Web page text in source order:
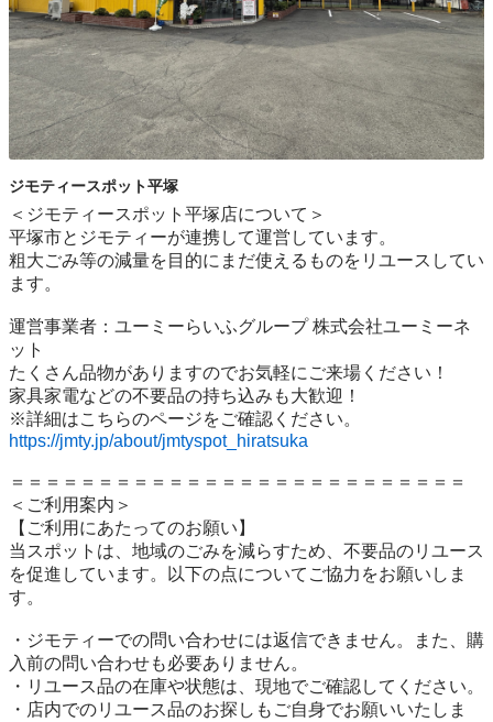
ジモティースポット平塚
＜ジモティースポット平塚店について＞
平塚市とジモティーが連携して運営しています。
粗⼤ごみ等の減量を⽬的にまだ使えるものをリユースしてい
ます。
運営事業者：ユーミーらいふグループ 株式会社ユーミーネ
ット
たくさん品物がありますのでお気軽にご来場ください！
家具家電などの不要品の持ち込みも大歓迎！
https://jmty.jp/about/jmtyspot_hiratsuka
＝＝＝＝＝＝＝＝＝＝＝＝＝＝＝＝＝＝＝＝＝＝＝＝＝＝
＜ご利用案内＞
【ご利用にあたってのお願い】
当スポットは、地域のごみを減らすため、不要品のリユース
を促進しています。以下の点についてご協力をお願いしま
す。
・ジモティーでの問い合わせには返信できません。また、購
入前の問い合わせも必要ありません。
・リユース品の在庫や状態は、現地でご確認してください。
・店内でのリユース品のお探しもご自身でお願いいたしま